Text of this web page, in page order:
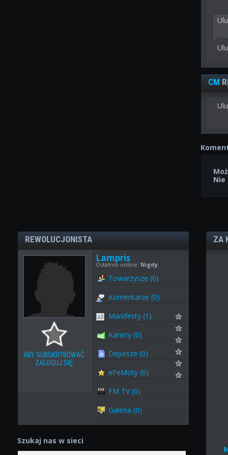
CM
REWOLUCJONISTA
ABY SUBSKRYBOWAĆ
ZALOGUJ SIĘ
Lampris
Ostatnio online: Nigdy
Towarzysze (0)
Komentarze (0)
Manifesty (1)
Kariery (0)
Depesze (0)
eFeMoty (0)
FM TV (0)
Galeria (0)
Szukaj nas w sieci
ZA